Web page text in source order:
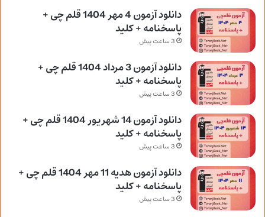
دانلود آزمون 4 مهر 1404 قلم چی +
پاسخنامه + کلید
3 ساعت پیش
دانلود آزمون 3 مرداد 1404 قلم چی +
پاسخنامه + کلید
3 ساعت پیش
دانلود آزمون 14 شهریور 1404 قلم چی +
پاسخنامه + کلید
3 ساعت پیش
دانلود آزمون هدیه 11 مهر 1404 قلم چی +
پاسخنامه + کلید
3 ساعت پیش